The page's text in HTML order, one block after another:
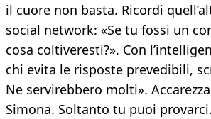
il cuore non basta. Ricordi
social network: «Se tu fossi un
cosa coltiveresti?». Con
chi evita le risposte prevedibili,
Ne servirebbero molti».
Simona. Soltanto tu puoi